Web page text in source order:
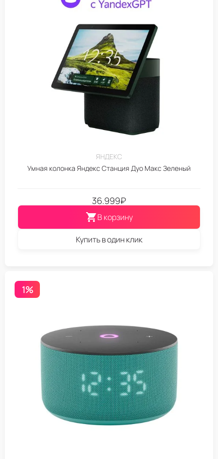
ЯНДЕКС
Умная колонка Яндекс Станция Дуо Макс Зеленый
36.999₽
В корзину
Купить в один клик
1%